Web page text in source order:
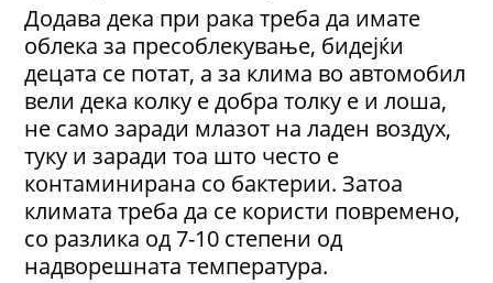
Додава дека при рака треба да имате
облека за пресоблекување, бидејќи
децата се потат, а за клима во автомобил
вели дека колку е добра толку е и лоша,
не само заради млазот на ладен воздух,
туку и заради тоа што често е
контаминирана со бактерии. Затоа
климата треба да се користи повремено,
со разлика од 7-10 степени од
надворешната температура.